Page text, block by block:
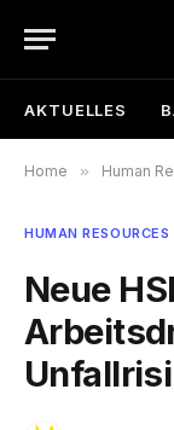
AKTUELLES
Home » Human
HUMAN RESOURCES
Neue